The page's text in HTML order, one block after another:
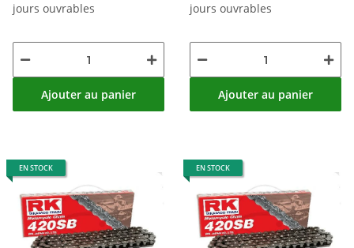
jours ouvrables
Ajouter au panier
jours ouvrables
Ajouter au panier
EN STOCK EN STOCK